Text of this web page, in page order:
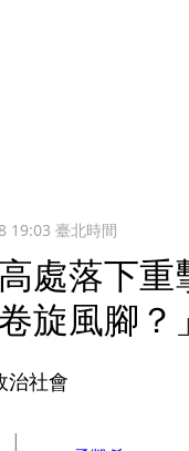
19:03 臺北時間
處落下
旋風腳？」
治社會